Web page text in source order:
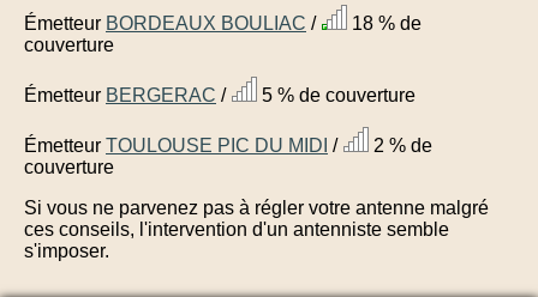
Émetteur BORDEAUX BOULIAC /
18 % de
couverture
Émetteur BERGERAC / 5 % de couverture
Émetteur TOULOUSE PIC DU MIDI /
2 % de
couverture
Si vous ne parvenez pas à régler votre antenne malgré
ces conseils, l'intervention d'un antenniste semble
s'imposer.